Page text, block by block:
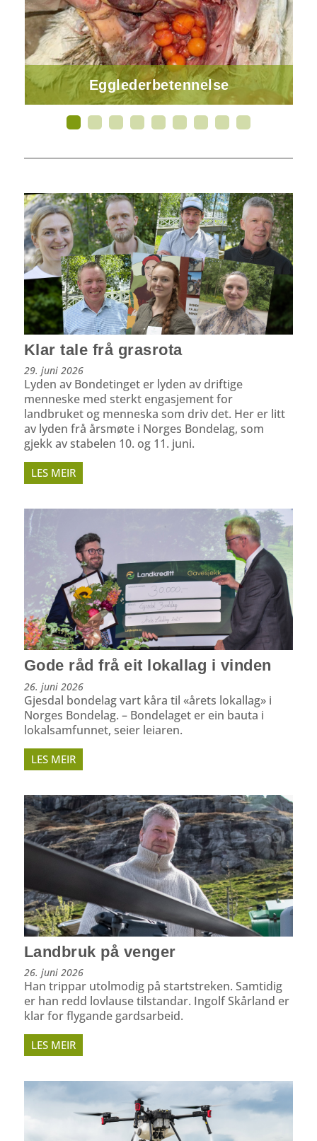
Egglederbetennelse
Klar tale frå grasrota
29. juni 2026
Lyden av Bondetinget er lyden av driftige
menneske med sterkt engasjement for
landbruket og menneska som driv det. Her er litt
av lyden frå årsmøte i Norges Bondelag, som
gjekk av stabelen 10. og 11. juni.
LES MEIR
Gode råd frå eit lokallag i vinden
26. juni 2026
Gjesdal bondelag vart kåra til «årets lokallag» i
Norges Bondelag. – Bondelaget er ein bauta i
lokalsamfunnet, seier leiaren.
LES MEIR
Landbruk på venger
26. juni 2026
Han trippar utolmodig på startstreken. Samtidig
er han redd lovlause tilstandar. Ingolf Skårland er
klar for flygande gardsarbeid.
LES MEIR